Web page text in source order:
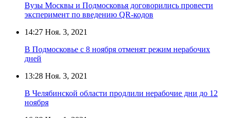
Вузы Москвы и Подмосковья договорились провести
эксперимент по введению QR-кодов
14:27 Ноя. 3, 2021
В Подмосковье с 8 ноября отменят режим нерабочих
дней
13:28 Ноя. 3, 2021
В Челябинской области продлили нерабочие дни до 12
ноября